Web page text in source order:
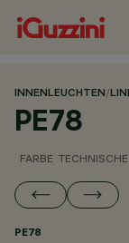
INNENLEUCHTEN/
PE78
FARBE
PE78